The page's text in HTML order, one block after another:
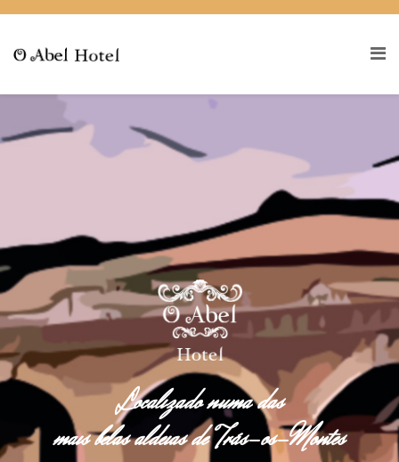
Localizado numa das
mais belas aldeias de Trás-os-Montes